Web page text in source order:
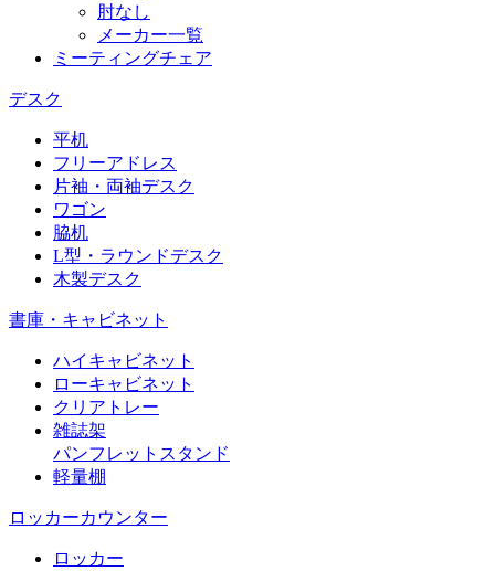
肘なし
メーカー一覧
ミーティングチェア
デスク
平机
フリーアドレス
片袖・両袖デスク
ワゴン
脇机
L型・ラウンドデスク
木製デスク
書庫・キャビネット
ハイキャビネット
ローキャビネット
クリアトレー
雑誌架
パンフレットスタンド
軽量棚
ロッカーカウンター
ロッカー